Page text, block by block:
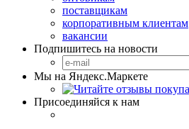
поставщикам
корпоративным клиентам
вакансии
Подпишитесь на новости
Мы на Яндекс.Маркете
Присоединяйся к нам